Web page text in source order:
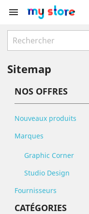

Sitemap
NOS OFFRES
Nouveaux produits
Marques
Graphic Corner
Studio Design
Fournisseurs
CATÉGORIES